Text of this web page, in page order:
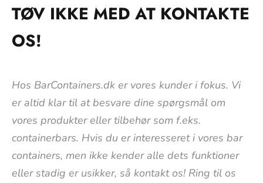
TØV IKKE MED AT KONTAKTE
OS!
Hos BarContainers.dk er vores kunder i fokus. Vi
er altid klar til at besvare dine spørgsmål om
vores produkter eller tilbehør som f.eks.
containerbars. Hvis du er interesseret i vores bar
containers, men ikke kender alle dets funktioner
eller stadig er usikker, så kontakt os! Ring til os